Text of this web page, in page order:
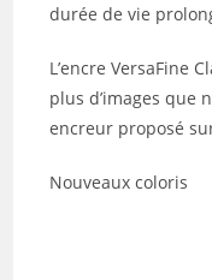
durée de vie
L’encre VersaFine
plus d’images que
encreur proposé
Nouveaux coloris